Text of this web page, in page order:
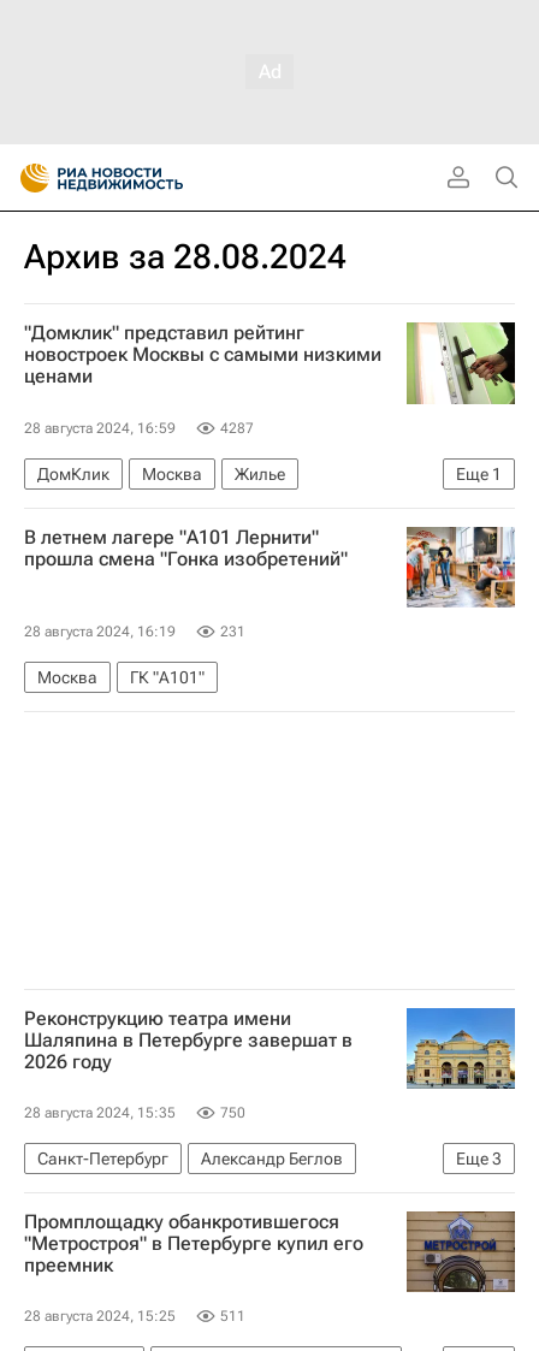
Архив за 28.08.2024
"Домклик" представил рейтинг
новостроек Москвы с самыми низкими
ценами
28 августа 2024, 16:59 4287
Еще 1
ДомКлик Москва
Жилье
Сбербанк России
В летнем лагере "А101 Лернити"
прошла смена "Гонка изобретений"
28 августа 2024, 16:19 231
Москва ГК "А101"
Реконструкцию театра имени
Шаляпина в Петербурге завершат в
2026 году
28 августа 2024, 15:35 750
Еще3
Санкт-Петербург
Александр Беглов
Федор Шаляпин
Реконструкция
Архитектура
Промплощадку обанкротившегося
"Метростроя" в Петербурге купил его
преемник
28 августа 2024, 15:25 511